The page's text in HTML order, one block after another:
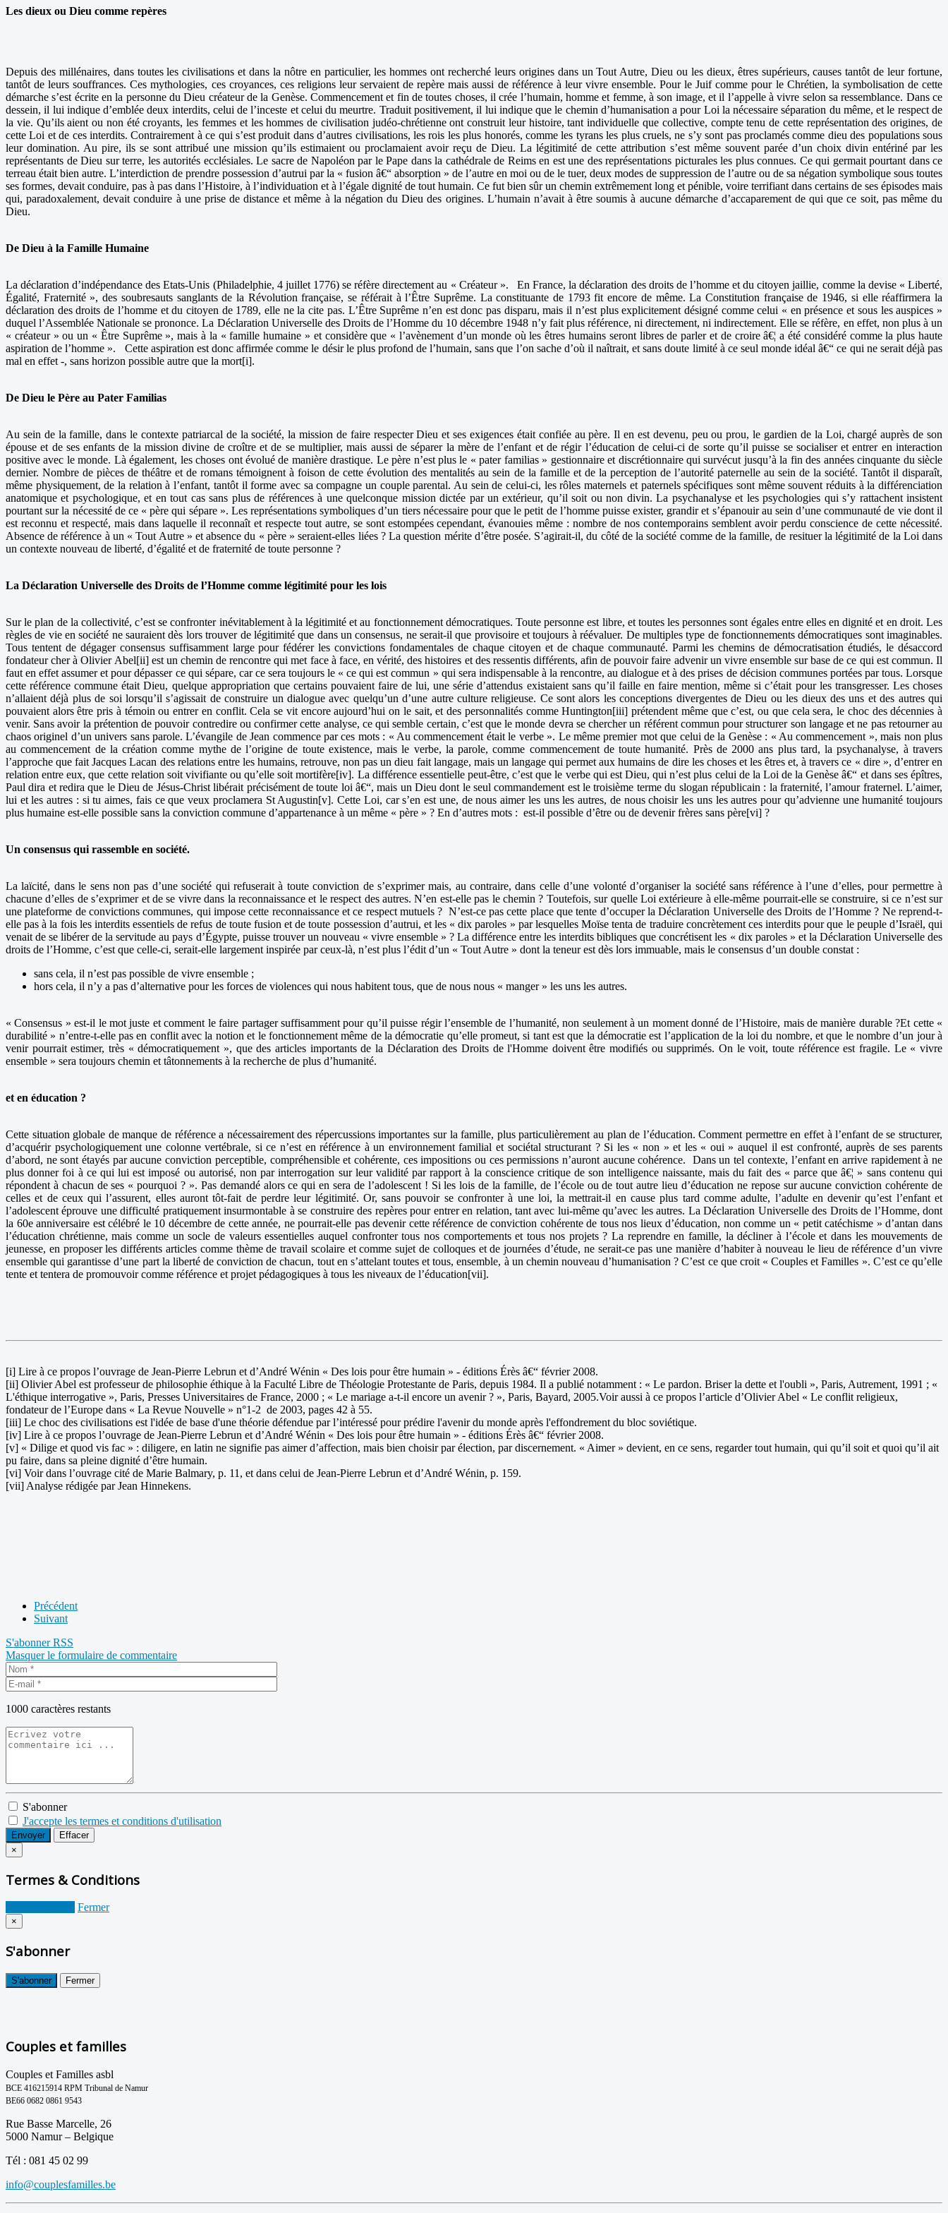
Les dieux ou Dieu comme repères
Depuis des millénaires, dans toutes les civilisations et dans la nôtre en particulier, les hommes ont recherché leurs origines dans un Tout Autre, Dieu ou les dieux, êtres supérieurs, causes tantôt de leur fortune,
tantôt de leurs souffrances. Ces mythologies, ces croyances, ces religions leur servaient de repère mais aussi de référence à leur vivre ensemble. Pour le Juif comme pour le Chrétien, la symbolisation de cette
démarche s’est écrite en la personne du Dieu créateur de la Genèse. Commencement et fin de toutes choses, il crée l’humain, homme et femme, à son image, et il l’appelle à vivre selon sa ressemblance. Dans ce
dessein, il lui indique d’emblée deux interdits, celui de l’inceste et celui du meurtre. Traduit positivement, il lui indique que le chemin d’humanisation a pour Loi la nécessaire séparation du même, et le respect de
la vie. Qu’ils aient ou non été croyants, les femmes et les hommes de civilisation judéo-chrétienne ont construit leur histoire, tant individuelle que collective, compte tenu de cette représentation des origines, de
cette Loi et de ces interdits. Contrairement à ce qui s’est produit dans d’autres civilisations, les rois les plus honorés, comme les tyrans les plus cruels, ne s’y sont pas proclamés comme dieu des populations sous
leur domination. Au pire, ils se sont attribué une mission qu’ils estimaient ou proclamaient avoir reçu de Dieu. La légitimité de cette attribution s’est même souvent parée d’un choix divin entériné par les
représentants de Dieu sur terre, les autorités ecclésiales. Le sacre de Napoléon par le Pape dans la cathédrale de Reims en est une des représentations picturales les plus connues. Ce qui germait pourtant dans ce
terreau était bien autre. L’interdiction de prendre possession d’autrui par la « fusion â€“ absorption » de l’autre en moi ou de le tuer, deux modes de suppression de l’autre ou de sa négation symbolique sous toutes
ses formes, devait conduire, pas à pas dans l’Histoire, à l’individuation et à l’égale dignité de tout humain. Ce fut bien sûr un chemin extrêmement long et pénible, voire terrifiant dans certains de ses épisodes mais
qui, paradoxalement, devait conduire à une prise de distance et même à la négation du Dieu des origines. L’humain n’avait à être soumis à aucune démarche d’accaparement de qui que ce soit, pas même du
Dieu.
De Dieu à la Famille Humaine
La déclaration d’indépendance des Etats-Unis (Philadelphie, 4 juillet 1776) se réfère directement au « Créateur ». En France, la déclaration des droits de l’homme et du citoyen jaillie, comme la devise « Liberté,
Égalité, Fraternité », des soubresauts sanglants de la Révolution française, se référait à l’Être Suprême. La constituante de 1793 fit encore de même. La Constitution française de 1946, si elle réaffirmera la
déclaration des droits de l’homme et du citoyen de 1789, elle ne la cite pas. L’Être Suprême n’en est donc pas disparu, mais il n’est plus explicitement désigné comme celui « en présence et sous les auspices »
duquel l’Assemblée Nationale se prononce. La Déclaration Universelle des Droits de l’Homme du 10 décembre 1948 n’y fait plus référence, ni directement, ni indirectement. Elle se réfère, en effet, non plus à un
« créateur » ou un « Être Suprême », mais à la « famille humaine » et considère que « l’avènement d’un monde où les êtres humains seront libres de parler et de croire â€¦ a été considéré comme la plus haute
aspiration de l’homme ». Cette aspiration est donc affirmée comme le désir le plus profond de l’humain, sans que l’on sache d’où il naîtrait, et sans doute limité à ce seul monde idéal â€“ ce qui ne serait déjà pas
mal en effet -, sans horizon possible autre que la mort[i].
De Dieu le Père au Pater Familias
Au sein de la famille, dans le contexte patriarcal de la société, la mission de faire respecter Dieu et ses exigences était confiée au père. Il en est devenu, peu ou prou, le gardien de la Loi, chargé auprès de son
épouse et de ses enfants de la mission divine de croître et de se multiplier, mais aussi de séparer la mère de l’enfant et de régir l’éducation de celui-ci de sorte qu’il puisse se socialiser et entrer en interaction
positive avec le monde. Là également, les choses ont évolué de manière drastique. Le père n’est plus le « pater familias » gestionnaire et discrétionnaire qui survécut jusqu’à la fin des années cinquante du siècle
dernier. Nombre de pièces de théâtre et de romans témoignent à foison de cette évolution des mentalités au sein de la famille et de la perception de l’autorité paternelle au sein de la société. Tantôt il disparaît,
même physiquement, de la relation à l’enfant, tantôt il forme avec sa compagne un couple parental. Au sein de celui-ci, les rôles maternels et paternels spécifiques sont même souvent réduits à la différenciation
anatomique et psychologique, et en tout cas sans plus de références à une quelconque mission dictée par un extérieur, qu’il soit ou non divin. La psychanalyse et les psychologies qui s’y rattachent insistent
pourtant sur la nécessité de ce « père qui sépare ». Les représentations symboliques d’un tiers nécessaire pour que le petit de l’homme puisse exister, grandir et s’épanouir au sein d’une communauté de vie dont il
est reconnu et respecté, mais dans laquelle il reconnaît et respecte tout autre, se sont estompées cependant, évanouies même : nombre de nos contemporains semblent avoir perdu conscience de cette nécessité.
Absence de référence à un « Tout Autre » et absence du « père » seraient-elles liées ? La question mérite d’être posée. S’agirait-il, du côté de la société comme de la famille, de resituer la légitimité de la Loi dans
un contexte nouveau de liberté, d’égalité et de fraternité de toute personne ?
La Déclaration Universelle des Droits de l’Homme comme légitimité pour les lois
Sur le plan de la collectivité, c’est se confronter inévitablement à la légitimité et au fonctionnement démocratiques. Toute personne est libre, et toutes les personnes sont égales entre elles en dignité et en droit. Les
règles de vie en société ne sauraient dès lors trouver de légitimité que dans un consensus, ne serait-il que provisoire et toujours à réévaluer. De multiples type de fonctionnements démocratiques sont imaginables.
Tous tentent de dégager consensus suffisamment large pour fédérer les convictions fondamentales de chaque citoyen et de chaque communauté. Parmi les chemins de démocratisation étudiés, le désaccord
fondateur cher à Olivier Abel[ii] est un chemin de rencontre qui met face à face, en vérité, des histoires et des ressentis différents, afin de pouvoir faire advenir un vivre ensemble sur base de ce qui est commun. Il
faut en effet assumer et pour dépasser ce qui sépare, car ce sera toujours le « ce qui est commun » qui sera indispensable à la rencontre, au dialogue et à des prises de décision communes portées par tous. Lorsque
cette référence commune était Dieu, quelque appropriation que certains pouvaient faire de lui, une série d’attendus existaient sans qu’il faille en faire mention, même si c’était pour les transgresser. Les choses
n’allaient déjà plus de soi lorsqu’il s’agissait de construire un dialogue avec quelqu’un d’une autre culture religieuse. Ce sont alors les conceptions divergentes de Dieu ou les dieux des uns et des autres qui
pouvaient alors être pris à témoin ou entrer en conflit. Cela se vit encore aujourd’hui on le sait, et des personnalités comme Huntington[iii] prétendent même que c’est, ou que cela sera, le choc des décennies à
venir. Sans avoir la prétention de pouvoir contredire ou confirmer cette analyse, ce qui semble certain, c’est que le monde devra se chercher un référent commun pour structurer son langage et ne pas retourner au
chaos originel d’un univers sans parole. L’évangile de Jean commence par ces mots : « Au commencement était le verbe ». Le même premier mot que celui de la Genèse : « Au commencement », mais non plus
au commencement de la création comme mythe de l’origine de toute existence, mais le verbe, la parole, comme commencement de toute humanité. Près de 2000 ans plus tard, la psychanalyse, à travers
l’approche que fait Jacques Lacan des relations entre les humains, retrouve, non pas un dieu fait langage, mais un langage qui permet aux humains de dire les choses et les êtres et, à travers ce « dire », d’entrer en
relation entre eux, que cette relation soit vivifiante ou qu’elle soit mortifère[iv]. La différence essentielle peut-être, c’est que le verbe qui est Dieu, qui n’est plus celui de la Loi de la Genèse â€“ et dans ses épîtres,
Paul dira et redira que le Dieu de Jésus-Christ libérait précisément de toute loi â€“, mais un Dieu dont le seul commandement est le troisième terme du slogan républicain : la fraternité, l’amour fraternel. L’aimer,
lui et les autres : si tu aimes, fais ce que veux proclamera St Augustin[v]. Cette Loi, car s’en est une, de nous aimer les uns les autres, de nous choisir les uns les autres pour qu’advienne une humanité toujours
plus humaine est-elle possible sans la conviction commune d’appartenance à un même « père » ? En d’autres mots : est-il possible d’être ou de devenir frères sans père[vi] ?
Un consensus qui rassemble en société.
La laïcité, dans le sens non pas d’une société qui refuserait à toute conviction de s’exprimer mais, au contraire, dans celle d’une volonté d’organiser la société sans référence à l’une d’elles, pour permettre à
chacune d’elles de s’exprimer et de se vivre dans la reconnaissance et le respect des autres. N’en est-elle pas le chemin ? Toutefois, sur quelle Loi extérieure à elle-même pourrait-elle se construire, si ce n’est sur
une plateforme de convictions communes, qui impose cette reconnaissance et ce respect mutuels ? N’est-ce pas cette place que tente d’occuper la Déclaration Universelle des Droits de l’Homme ? Ne reprend-t-
elle pas à la fois les interdits essentiels de refus de toute fusion et de toute possession d’autrui, et les « dix paroles » par lesquelles Moïse tenta de traduire concrètement ces interdits pour que le peuple d’Israël, qui
venait de se libérer de la servitude au pays d’Égypte, puisse trouver un nouveau « vivre ensemble » ? La différence entre les interdits bibliques que concrétisent les « dix paroles » et la Déclaration Universelle des
droits de l’Homme, c’est que celle-ci, serait-elle largement inspirée par ceux-là, n’est plus l’édit d’un « Tout Autre » dont la teneur est dès lors immuable, mais le consensus d’un double constat :
sans cela, il n’est pas possible de vivre ensemble ;
hors cela, il n’y a pas d’alternative pour les forces de violences qui nous habitent tous, que de nous nous « manger » les uns les autres.
« Consensus » est-il le mot juste et comment le faire partager suffisamment pour qu’il puisse régir l’ensemble de l’humanité, non seulement à un moment donné de l’Histoire, mais de manière durable ?Et cette «
durabilité » n’entre-t-elle pas en conflit avec la notion et le fonctionnement même de la démocratie qu’elle promeut, si tant est que la démocratie est l’application de la loi du nombre, et que le nombre d’un jour à
venir pourrait estimer, très « démocratiquement », que des articles importants de la Déclaration des Droits de l'Homme doivent être modifiés ou supprimés. On le voit, toute référence est fragile. Le « vivre
ensemble » sera toujours chemin et tâtonnements à la recherche de plus d’humanité.
et en éducation ?
Cette situation globale de manque de référence a nécessairement des répercussions importantes sur la famille, plus particulièrement au plan de l’éducation. Comment permettre en effet à l’enfant de se structurer,
d’acquérir psychologiquement une colonne vertébrale, si ce n’est en référence à un environnement familial et sociétal structurant ? Si les « non » et les « oui » auquel il est confronté, auprès de ses parents
d’abord, ne sont étayés par aucune conviction perceptible, compréhensible et cohérente, ces impositions ou ces permissions n’auront aucune cohérence. Dans un tel contexte, l’enfant en arrive rapidement à ne
plus donner foi à ce qui lui est imposé ou autorisé, non par interrogation sur leur validité par rapport à la conscience critique de son intelligence naissante, mais du fait des « parce que â€¦ » sans contenu qui
répondent à chacun de ses « pourquoi ? ». Pas demandé alors ce qui en sera de l’adolescent ! Si les lois de la famille, de l’école ou de tout autre lieu d’éducation ne repose sur aucune conviction cohérente de
celles et de ceux qui l’assurent, elles auront tôt-fait de perdre leur légitimité. Or, sans pouvoir se confronter à une loi, la mettrait-il en cause plus tard comme adulte, l’adulte en devenir qu’est l’enfant et
l’adolescent éprouve une difficulté pratiquement insurmontable à se construire des repères pour entrer en relation, tant avec lui-même qu’avec les autres. La Déclaration Universelle des Droits de l’Homme, dont
la 60e anniversaire est célébré le 10 décembre de cette année, ne pourrait-elle pas devenir cette référence de conviction cohérente de tous nos lieux d’éducation, non comme un « petit catéchisme » d’antan dans
l’éducation chrétienne, mais comme un socle de valeurs essentielles auquel confronter tous nos comportements et tous nos projets ? La reprendre en famille, la décliner à l’école et dans les mouvements de
jeunesse, en proposer les différents articles comme thème de travail scolaire et comme sujet de colloques et de journées d’étude, ne serait-ce pas une manière d’habiter à nouveau le lieu de référence d’un vivre
ensemble qui garantisse d’une part la liberté de conviction de chacun, tout en s’attelant toutes et tous, ensemble, à un chemin nouveau d’humanisation ? C’est ce que croit « Couples et Familles ». C’est ce qu’elle
tente et tentera de promouvoir comme référence et projet pédagogiques à tous les niveaux de l’éducation[vii].
[i] Lire à ce propos l’ouvrage de Jean-Pierre Lebrun et d’André Wénin « Des lois pour être humain » - éditions Érès â€“ février 2008.
[ii] Olivier Abel est professeur de philosophie éthique à la Faculté Libre de Théologie Protestante de Paris, depuis 1984. Il a publié notamment : « Le pardon. Briser la dette et l'oubli », Paris, Autrement, 1991 ; «
L'éthique interrogative », Paris, Presses Universitaires de France, 2000 ; « Le mariage a-t-il encore un avenir ? », Paris, Bayard, 2005.Voir aussi à ce propos l’article d’Olivier Abel « Le conflit religieux,
fondateur de l’Europe dans « La Revue Nouvelle » n°1-2 de 2003, pages 42 à 55.
[iii] Le choc des civilisations est l'idée de base d'une théorie défendue par l’intéressé pour prédire l'avenir du monde après l'effondrement du bloc soviétique.
[iv] Lire à ce propos l’ouvrage de Jean-Pierre Lebrun et d’André Wénin « Des lois pour être humain » - éditions Érès â€“ février 2008.
[v] « Dilige et quod vis fac » : diligere, en latin ne signifie pas aimer d’affection, mais bien choisir par élection, par discernement. « Aimer » devient, en ce sens, regarder tout humain, qui qu’il soit et quoi qu’il ait
pu faire, dans sa pleine dignité d’être humain.
[vi] Voir dans l’ouvrage cité de Marie Balmary, p. 11, et dans celui de Jean-Pierre Lebrun et d’André Wénin, p. 159.
[vii] Analyse rédigée par Jean Hinnekens.
Précédent
Suivant
S'abonnerRSS
Masquer le formulaire de commentaire
1000 caractères restants
S'abonner
J'accepte les termes et conditions d'utilisation
Envoyer
Effacer
×
Termes & Conditions
Fermer
×
S'abonner
S'abonner Fermer
Couples et familles
Couples et Familles asbl
BCE 416215914 RPM Tribunal de Namur
BE66 0682 0861 9543
Rue Basse Marcelle, 26
5000 Namur – Belgique
Tél : 081 45 02 99
info@couplesfamilles.be